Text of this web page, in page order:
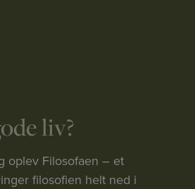
liv?
oplev Filosofaen – et
filosofien helt ned i